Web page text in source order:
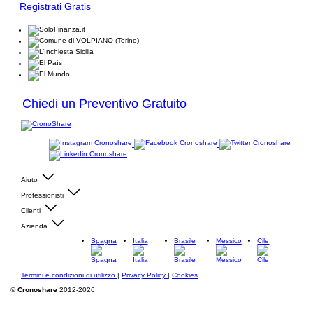
Registrati Gratis
Chiedi un Preventivo Gratuito
Aiuto
Professionisti
Clienti
Azienda
Spagna
Italia Brasile Messico Cile
Termini e condizioni di utilizzo | Privacy Policy | Cookies
©Cronoshare 2012-2026